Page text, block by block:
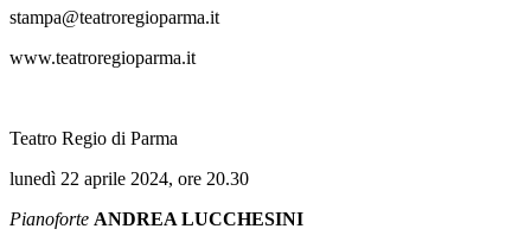
stampa@teatroregioparma.it
www.teatroregioparma.it
Teatro Regio di Parma
lunedì 22 aprile 2024, ore 20.30
Pianoforte ANDREA LUCCHESINI